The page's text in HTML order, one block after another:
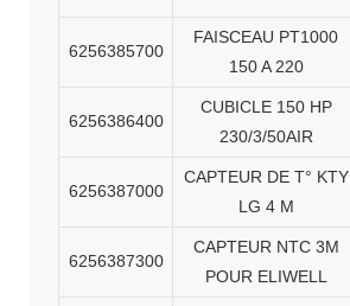
6256385700
FAISCEAU PT1000
150 A 220
6256386400
CUBICLE 150 HP
230/3/50AIR
6256387000
CAPTEUR DE T° KTY
LG 4 M
6256387300
CAPTEUR NTC 3M
POUR ELIWELL